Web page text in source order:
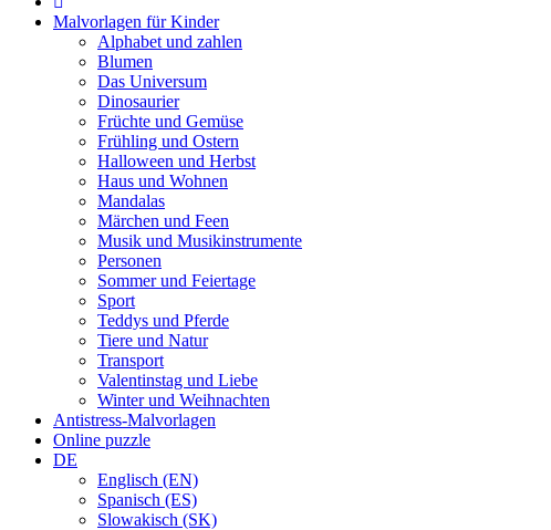
Malvorlagen für Kinder
Alphabet und zahlen
Blumen
Das Universum
Dinosaurier
Früchte und Gemüse
Frühling und Ostern
Halloween und Herbst
Haus und Wohnen
Mandalas
Märchen und Feen
Musik und Musikinstrumente
Personen
Sommer und Feiertage
Sport
Teddys und Pferde
Tiere und Natur
Transport
Valentinstag und Liebe
Winter und Weihnachten
Antistress-Malvorlagen
Online puzzle
DE
Englisch (EN)
Spanisch (ES)
Slowakisch (SK)